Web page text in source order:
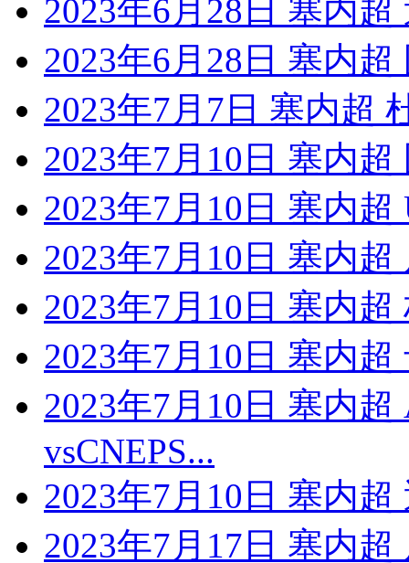
2023年6月28日 塞内
2023年6月28日 塞内
2023年7月7日 塞内超
2023年7月10日 塞内
2023年7月10日 塞内
2023年7月10日 塞内
2023年7月10日 塞内
2023年7月10日 塞内
2023年7月10日 塞内
vsCNEPS...
2023年7月10日 塞内
2023年7月17日 塞内